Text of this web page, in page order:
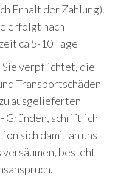
Erhalt der Zahlung).
erfolgt nach
ca 5-10 Tage
Sie verpflichtet, die
Transportschäden
ausgelieferten
Gründen, schriftlich
sich damit an uns
versäumen, besteht